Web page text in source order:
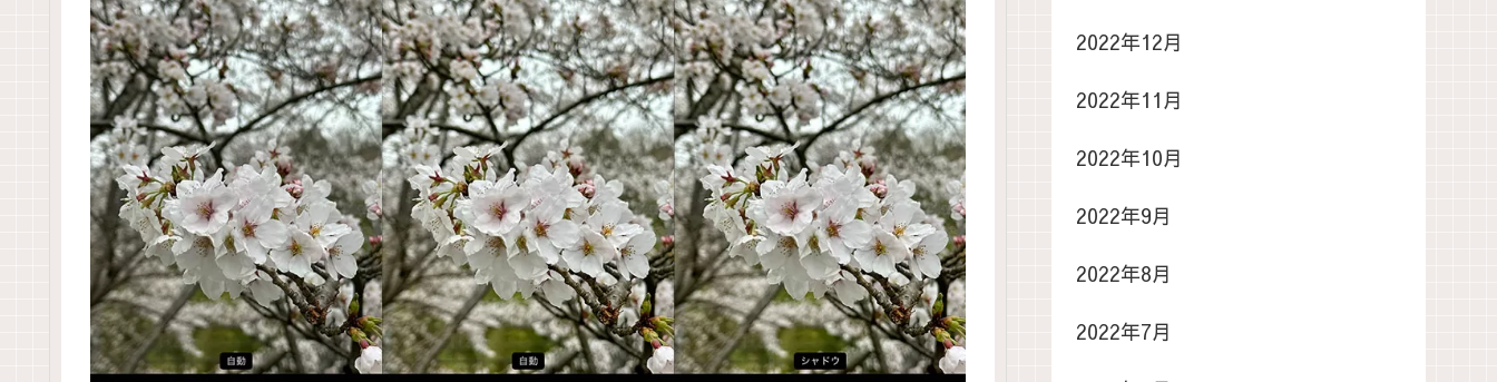
2022年12月
2022年11月
2022年10月
2022年9月
2022年8月
2022年7月